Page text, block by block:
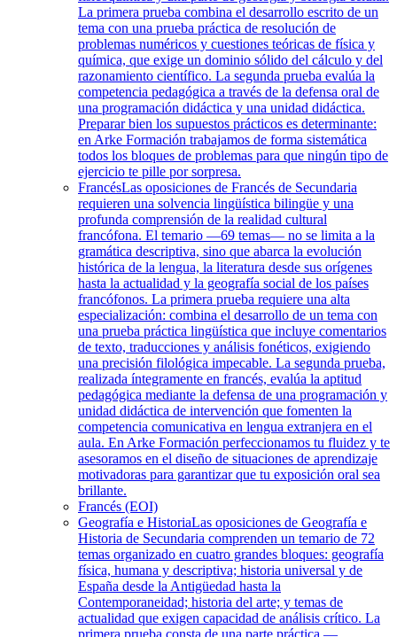
La primera prueba combina el desarrollo escrito de un
tema con una prueba práctica de resolución de
problemas numéricos y cuestiones teóricas de física y
química, que exige un dominio sólido del cálculo y del
razonamiento científico. La segunda prueba evalúa la
competencia pedagógica a través de la defensa oral de
una programación didáctica y una unidad didáctica.
Preparar bien los supuestos prácticos es determinante:
en Arke Formación trabajamos de forma sistemática
todos los bloques de problemas para que ningún tipo de
ejercicio te pille por sorpresa.
FrancésLas oposiciones de Francés de Secundaria
requieren una solvencia lingüística bilingüe y una
profunda comprensión de la realidad cultural
francófona. El temario —69 temas— no se limita a la
gramática descriptiva, sino que abarca la evolución
histórica de la lengua, la literatura desde sus orígenes
hasta la actualidad y la geografía social de los países
francófonos. La primera prueba requiere una alta
especialización: combina el desarrollo de un tema con
una prueba práctica lingüística que incluye comentarios
de texto, traducciones y análisis fonéticos, exigiendo
una precisión filológica impecable. La segunda prueba,
realizada íntegramente en francés, evalúa la aptitud
pedagógica mediante la defensa de una programación y
unidad didáctica de intervención que fomenten la
competencia comunicativa en lengua extranjera en el
aula. En Arke Formación perfeccionamos tu fluidez y te
asesoramos en el diseño de situaciones de aprendizaje
motivadoras para garantizar que tu exposición oral sea
brillante.
Francés (EOI)
Geografía e HistoriaLas oposiciones de Geografía e
Historia de Secundaria comprenden un temario de 72
temas organizado en cuatro grandes bloques: geografía
física, humana y descriptiva; historia universal y de
España desde la Antigüedad hasta la
Contemporaneidad; historia del arte; y temas de
actualidad que exigen capacidad de análisis crítico. La
primera prueba consta de una parte práctica —